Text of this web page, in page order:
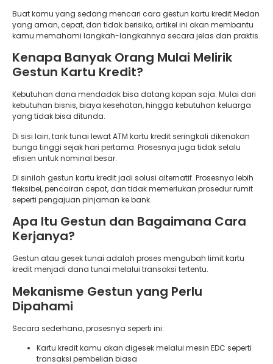
Buat kamu yang sedang mencari cara gestun kartu kredit Medan
yang aman, cepat, dan tidak berisiko, artikel ini akan membantu
kamu memahami langkah-langkahnya secara jelas dan praktis.
Kenapa Banyak Orang Mulai Melirik
Gestun Kartu Kredit?
Kebutuhan dana mendadak bisa datang kapan saja. Mulai dari
kebutuhan bisnis, biaya kesehatan, hingga kebutuhan keluarga
yang tidak bisa ditunda.
Di sisi lain, tarik tunai lewat ATM kartu kredit seringkali dikenakan
bunga tinggi sejak hari pertama. Prosesnya juga tidak selalu
efisien untuk nominal besar.
Di sinilah gestun kartu kredit jadi solusi alternatif. Prosesnya lebih
fleksibel, pencairan cepat, dan tidak memerlukan prosedur rumit
seperti pengajuan pinjaman ke bank.
Apa Itu Gestun dan Bagaimana Cara
Kerjanya?
Gestun atau gesek tunai adalah proses mengubah limit kartu
kredit menjadi dana tunai melalui transaksi tertentu.
Mekanisme Gestun yang Perlu
Dipahami
Secara sederhana, prosesnya seperti ini:
Kartu kredit kamu akan digesek melalui mesin EDC seperti
transaksi pembelian biasa